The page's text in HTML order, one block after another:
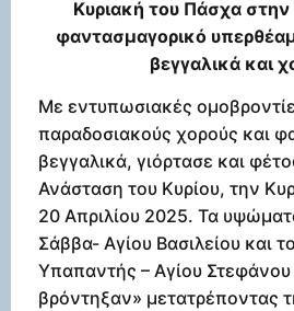
Κυριακή του Πάσχα
φαντασμαγορικό
βεγγαλικά και
Με εντυπωσιακές
παραδοσιακούς χορούς και
βεγγαλικά, γιόρτασε και
Ανάσταση του Κυρίου, την
20 Απριλίου 2025. Τα
Σάββα- Αγίου Βασιλείου και
Υπαπαντής – Αγίου
βρόντηξαν» μετατρέποντας